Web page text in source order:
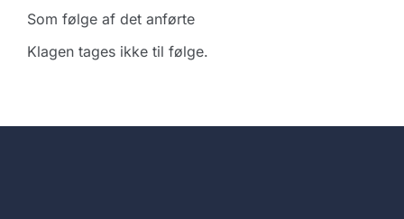
Som følge af det anførte
Klagen tages ikke til følge.